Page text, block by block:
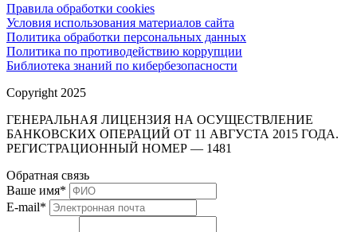
Правила обработки cookies
Условия использования материалов сайта
Политика обработки персональных данных
Политика по противодействию коррупции
Библиотека знаний по кибербезопасности
Copyright 2025
ГЕНЕРАЛЬНАЯ ЛИЦЕНЗИЯ НА ОСУЩЕСТВЛЕНИЕ
БАНКОВСКИХ ОПЕРАЦИЙ ОТ 11 АВГУСТА 2015 ГОДА.
РЕГИСТРАЦИОННЫЙ НОМЕР — 1481
Обратная связь
Ваше имя*
E-mail*